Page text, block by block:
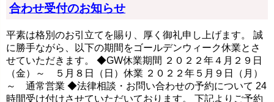
合わせ受付のお知らせ
平素は格別のお引立てを賜り、厚く御礼申し上げます。 誠
に勝手ながら、以下の期間をゴールデンウィーク休業とさ
せていただきます。 ◆GW休業期間 ２０２２年４月２９日
（金）～ ５月８日（日）休業 ２０２２年５月９日（月）
～ 通常営業 ◆法律相談・お問い合わせの予約について 24
時間受け付けさせていただいております。 下記よりご予約